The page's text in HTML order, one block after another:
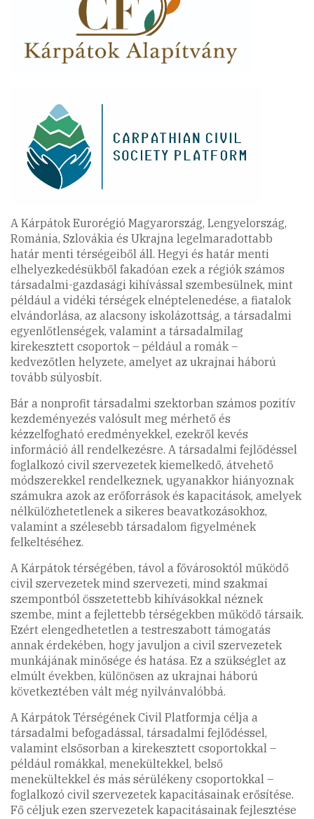
A Kárpátok Eurorégió Magyarország, Lengyelország,
Románia, Szlovákia és Ukrajna legelmaradottabb
határ menti térségeiből áll. Hegyi és határ menti
elhelyezkedésükből fakadóan ezek a régiók számos
társadalmi-gazdasági kihívással szembesülnek, mint
például a vidéki térségek elnéptelenedése, a fiatalok
elvándorlása, az alacsony iskolázottság, a társadalmi
egyenlőtlenségek, valamint a társadalmilag
kirekesztett csoportok – például a romák –
kedvezőtlen helyzete, amelyet az ukrajnai háború
tovább súlyosbít.
Bár a nonprofit társadalmi szektorban számos pozitív
kezdeményezés valósult meg mérhető és
kézzelfogható eredményekkel, ezekről kevés
információ áll rendelkezésre. A társadalmi fejlődéssel
foglalkozó civil szervezetek kiemelkedő, átvehető
módszerekkel rendelkeznek, ugyanakkor hiányoznak
számukra azok az erőforrások és kapacitások, amelyek
nélkülözhetetlenek a sikeres beavatkozásokhoz,
valamint a szélesebb társadalom figyelmének
felkeltéséhez.
A Kárpátok térségében, távol a fővárosoktól működő
civil szervezetek mind szervezeti, mind szakmai
szempontból összetettebb kihívásokkal néznek
szembe, mint a fejlettebb térségekben működő társaik.
Ezért elengedhetetlen a testreszabott támogatás
annak érdekében, hogy javuljon a civil szervezetek
munkájának minősége és hatása. Ez a szükséglet az
elmúlt években, különösen az ukrajnai háború
következtében vált még nyilvánvalóbbá.
A Kárpátok Térségének Civil Platformja célja a
társadalmi befogadással, társadalmi fejlődéssel,
valamint elsősorban a kirekesztett csoportokkal –
például romákkal, menekültekkel, belső
menekültekkel és más sérülékeny csoportokkal –
foglalkozó civil szervezetek kapacitásainak erősítése.
Fő céljuk ezen szervezetek kapacitásainak fejlesztése